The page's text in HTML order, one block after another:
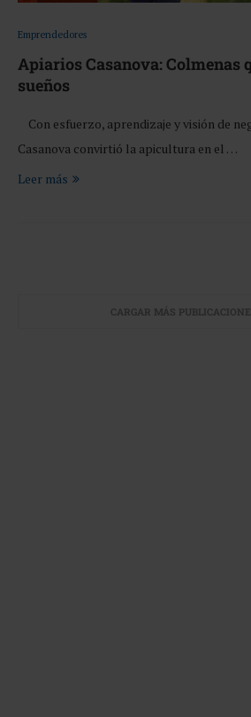
Emprendedores
Apiarios Casanova: Colmenas
sueños
Con esfuerzo, aprendizaje y visión de
Casanova convirtió la apicultura en el …
Leer más
CARGAR MÁS